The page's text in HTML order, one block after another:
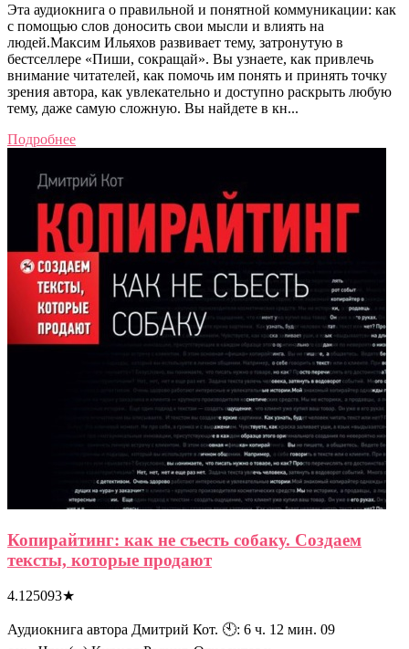
Эта аудиокнига о правильной и понятной коммуникации: как
с помощью слов доносить свои мысли и влиять на
людей.Максим Ильяхов развивает тему, затронутую в
бестселлере «Пиши, сокращай». Вы узнаете, как привлечь
внимание читателей, как помочь им понять и принять точку
зрения автора, как увлекательно и доступно раскрыть любую
тему, даже самую сложную. Вы найдете в кн...
Подробнее
Копирайтинг: как не съесть собаку. Создаем
тексты, которые продают
4.125093★
Аудиокнига автора Дмитрий Кот. 🕙: 6 ч. 12 мин. 09